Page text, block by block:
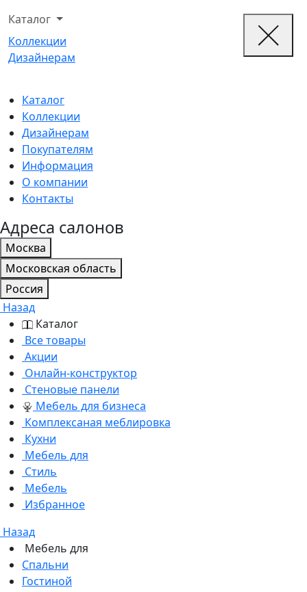
Каталог
Коллекции
Дизайнерам
Каталог
Коллекции
Дизайнерам
Покупателям
Информация
О компании
Контакты
Адреса салонов
Москва
Московская область
Россия
Назад
Каталог
Все товары
Акции
Онлайн-конструктор
Стеновые панели
Мебель для бизнеса
Комплексаная меблировка
Кухни
Мебель для
Стиль
Мебель
Избранное
Назад
Мебель для
Спальни
Гостиной